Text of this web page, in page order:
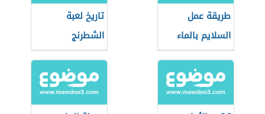
طريقة عمل
السلايم بالماء
فقط
تاريخ لعبة
الشطرنج